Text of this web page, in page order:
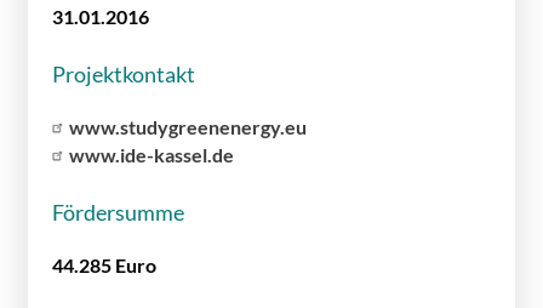
31.01.2016
Projektkontakt
www.studygreenenergy.eu
www.ide-kassel.de
Fördersumme
44.285 Euro